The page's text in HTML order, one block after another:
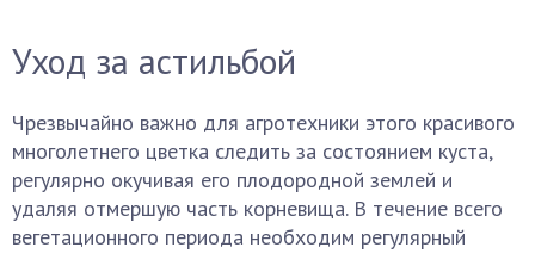
Уход за астильбой
Чрезвычайно важно для агротехники этого красивого
многолетнего цветка следить за состоянием куста,
регулярно окучивая его плодородной землей и
удаляя отмершую часть корневища. В течение всего
вегетационного периода необходим регулярный